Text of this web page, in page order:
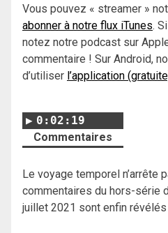
Vous pouvez « streamer »
abonner à notre flux iTunes.
notez notre podcast sur
commentaire ! Sur Android,
d’utiliser l’application
0:02:19
Commentaires
Le voyage temporel n’arrête
commentaires du hors-série
juillet 2021 sont enfin